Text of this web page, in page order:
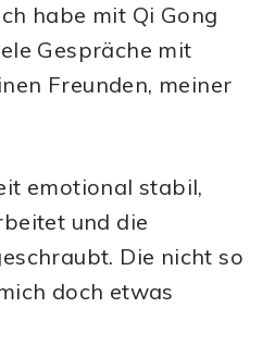
habe mit Qi Gong
Gespräche mit
Freunden, meiner
emotional stabil,
und die
Die nicht so
doch etwas